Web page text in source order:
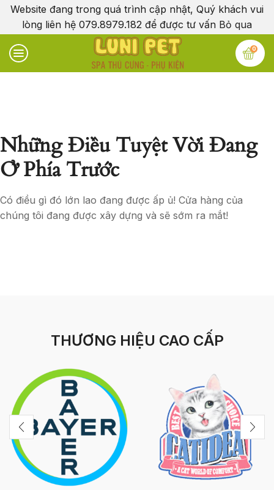
Website đang trong quá trình cập nhật, Quý khách vui
lòng liên hệ 079.8979.182 để được tư vấn Bỏ qua
0
Những Điều Tuyệt Vời Đang
Ở Phía Trước
Có điều gì đó lớn lao đang được ấp ủ! Cửa hàng của
chúng tôi đang được xây dựng và sẽ sớm ra mắt!
THƯƠNG HIỆU CAO CẤP